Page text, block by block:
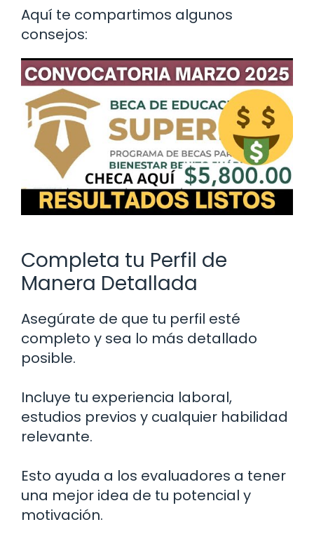
Aquí te compartimos algunos
consejos:
Completa tu Perfil de
Manera Detallada
Asegúrate de que tu perfil esté
completo y sea lo más detallado
posible.
Incluye tu experiencia laboral,
estudios previos y cualquier habilidad
relevante.
Esto ayuda a los evaluadores a tener
una mejor idea de tu potencial y
motivación.